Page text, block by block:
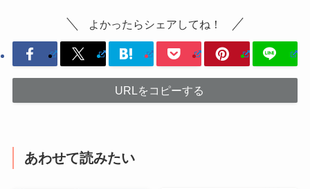
よかったらシェアしてね！
URLをコピーする
あわせて読みたい